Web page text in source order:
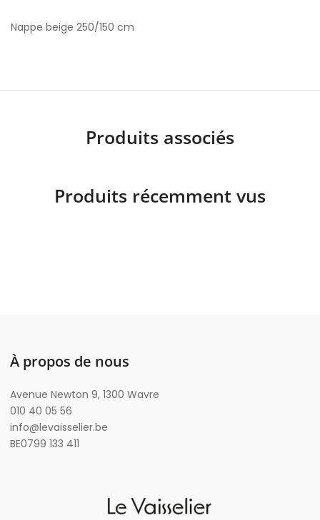
Nappe beige 250/150 cm
Produits associés
Produits récemment vus
À propos de nous
Avenue Newton 9, 1300 Wavre
010 40 05 56
info@levaisselier.be
BE0799 133 411